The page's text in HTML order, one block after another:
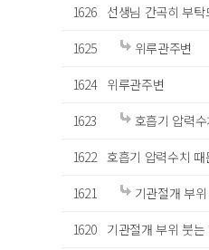
1626
선생님 간곡히 부
1625
위루관주변
1624
위루관주변
1623
호흡기 압력
1622 호흡기 압력수치
1621
기관절개 부
1620
기관절개 부위 붓는